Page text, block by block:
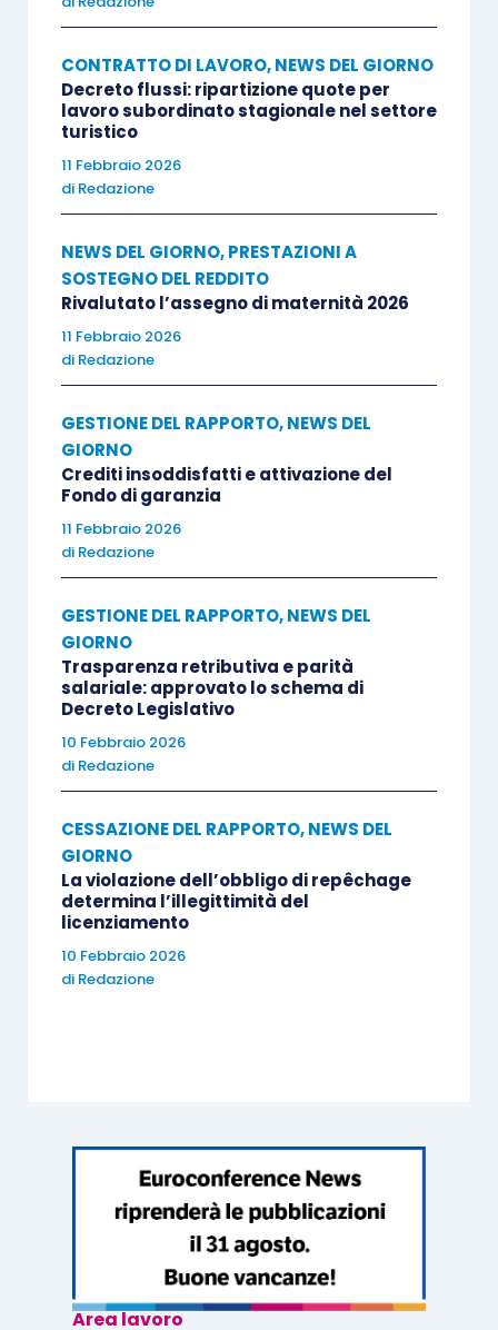
CONTRATTO DI LAVORO,NEWS DEL GIORNO
Decreto flussi: ripartizione quote per
lavoro subordinato stagionale nel settore
turistico
11 Febbraio 2026
di Redazione
NEWS DEL GIORNO,PRESTAZIONI A
SOSTEGNO DEL REDDITO
Rivalutato l’assegno di maternità 2026
11 Febbraio 2026
di Redazione
GESTIONE DEL RAPPORTO,NEWS DEL
GIORNO
Crediti insoddisfatti e attivazione del
Fondo di garanzia
11 Febbraio 2026
di Redazione
GESTIONE DEL RAPPORTO,NEWS DEL
GIORNO
Trasparenza retributiva e parità
salariale: approvato lo schema di
Decreto Legislativo
10 Febbraio 2026
di Redazione
CESSAZIONE DEL RAPPORTO,NEWS DEL
GIORNO
La violazione dell’obbligo di repêchage
determina l’illegittimità del
licenziamento
10 Febbraio 2026
di Redazione
Area lavoro